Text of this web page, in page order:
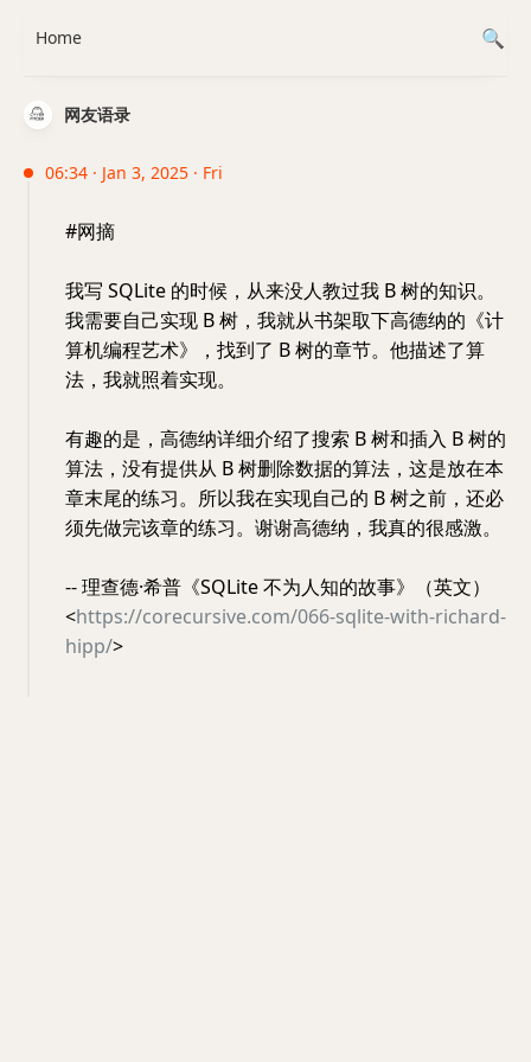
网友语录
06:34 · Jan 3, 2025 · Fri
#网摘
我写 SQLite 的时候，从来没人教过我 B 树的知识。
我需要自己实现 B 树，我就从书架取下高德纳的《计
算机编程艺术》，找到了 B 树的章节。他描述了算
法，我就照着实现。
有趣的是，高德纳详细介绍了搜索 B 树和插入 B 树的
算法，没有提供从 B 树删除数据的算法，这是放在本
章末尾的练习。所以我在实现自己的 B 树之前，还必
须先做完该章的练习。谢谢高德纳，我真的很感激。
-- 理查德·希普《SQLite 不为人知的故事》（英文）
<https://corecursive.com/066-sqlite-with-richard-
hipp/>
Home